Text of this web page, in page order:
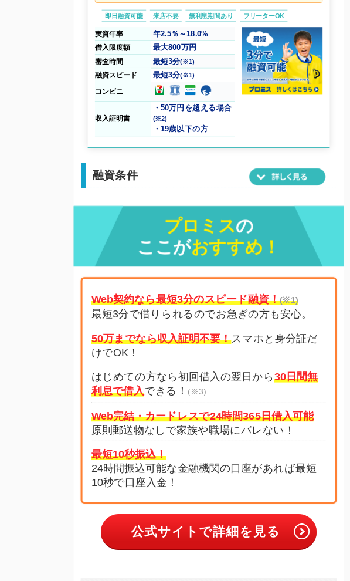
即日融資可能 来店不要 無利息期間あり フリーターOK
実質年率 年2.5％～18.0%
借入限度額 最大800万円
審査時間 最短3分(※1)
融資スピード 最短3分(※1)
コンビニ
収入証明書
・50万円を超える場合
(※2)
・19歳以下の方
融資条件
プロミスの
ここがおすすめ！
Web契約なら最短3分のスピード融資！(※1)
最短3分で借りられるのでお急ぎの方も安心。
50万までなら収入証明不要！スマホと身分証だ
けでOK！
はじめての方なら初回借入の翌日から 30日間無
利息で借入できる！ (※3)
Web完結・カードレスで24時間365日借入可能
原則郵送物なしで家族や職場にバレない！
最短10秒振込！
24時間振込可能な金融機関の口座があれば最短
10秒で口座入金！
公式サイトで詳細を見る